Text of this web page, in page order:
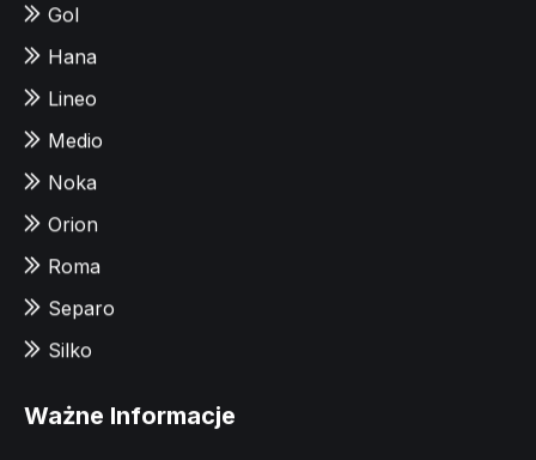
Gol
Hana
Lineo
Medio
Noka
Orion
Roma
Separo
Silko
Ważne Informacje